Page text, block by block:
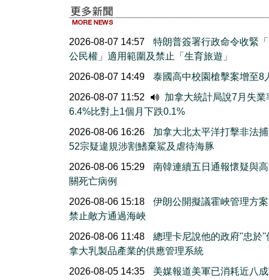
2026-08-07 14:57
特朗普簽署行政命令收緊
公民權」適用範圍及禁止「生育旅遊」
2026-08-07 14:49
泰國高中校園槍擊案增至8
2026-08-07 11:52
加拿大統計局說7月失業
6.4%比對上1個月下跌0.1%
2026-08-06 16:26
加拿大北太平洋打擊非法
52宗疑違規涉割鰭棄鯊及虐待海豚
2026-08-06 15:29
南韓連續五日通報懷疑與
關死亡病例
2026-08-06 15:18
伊朗公開擬議霍峽管理方
禁止敵方通過海峽
2026-08-06 11:48
總理卡尼說他的政府''忠於''
拿大乳製品產業的供應管理系統
2026-08-05 14:35
美媒報道美軍已消耗近八